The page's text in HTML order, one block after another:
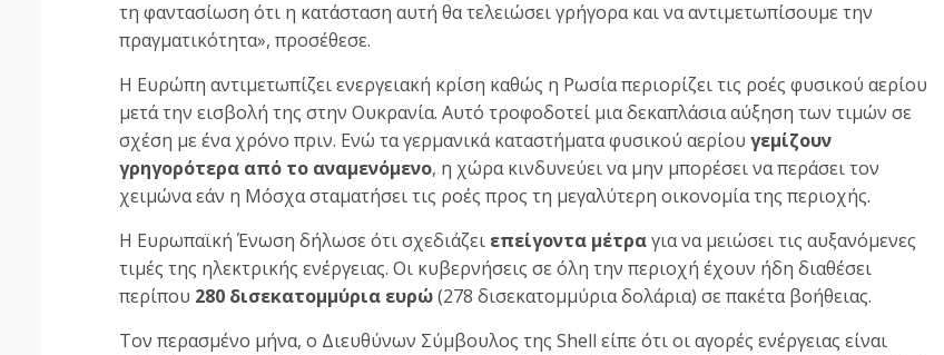
τη φαντασίωση ότι η κατάσταση αυτή θα τελειώσει γρήγορα και να αντιμετωπίσουμε την
πραγματικότητα», προσέθεσε.
Η Ευρώπη αντιμετωπίζει ενεργειακή κρίση καθώς η Ρωσία περιορίζει τις ροές φυσικού αερίου
μετά την εισβολή της στην Ουκρανία. Αυτό τροφοδοτεί μια δεκαπλάσια αύξηση των τιμών σε
σχέση με ένα χρόνο πριν. Ενώ τα γερμανικά καταστήματα φυσικού αερίου γεμίζουν
γρηγορότερα από το αναμενόμενο, η χώρα κινδυνεύει να μην μπορέσει να περάσει τον
χειμώνα εάν η Μόσχα σταματήσει τις ροές προς τη μεγαλύτερη οικονομία της περιοχής.
Η Ευρωπαϊκή Ένωση δήλωσε ότι σχεδιάζει επείγοντα μέτραγια να μειώσει τις αυξανόμενες
τιμές της ηλεκτρικής ενέργειας. Οι κυβερνήσεις σε όλη την περιοχή έχουν ήδη διαθέσει
περίπου 280 δισεκατομμύρια ευρώ(278 δισεκατομμύρια δολάρια) σε πακέτα βοήθειας.
Τον περασμένο μήνα, ο Διευθύνων Σύμβουλος της Shell είπε ότι οι αγορές ενέργειας είναι